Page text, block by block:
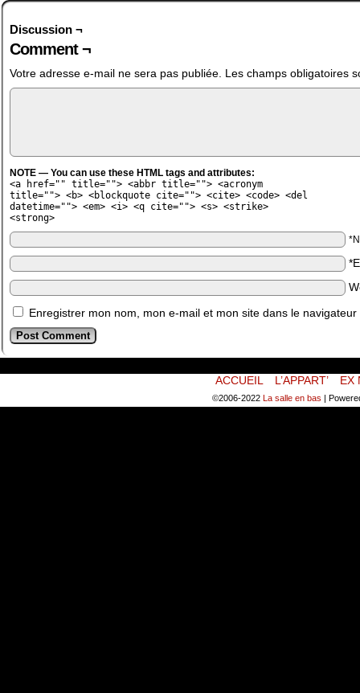
Discussion ¬
Comment ¬
Votre adresse e-mail ne sera pas publiée. Les champs obligatoires
NOTE — You can use these HTML tags and attributes:
<a href="" title=""> <abbr title=""> <acronym
title=""> <b> <blockquote cite=""> <cite> <code> <del
datetime=""> <em> <i> <q cite=""> <s> <strike>
<strong>
Enregistrer mon nom, mon e-mail et mon site dans le
ACCUEIL L’APPART’ EX
©2006-2022 La salle en bas |